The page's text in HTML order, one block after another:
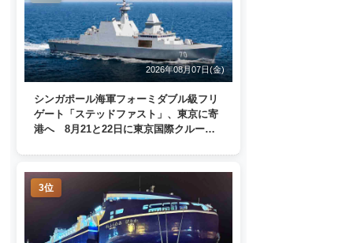
2026年08月07日(金)
シンガポール海軍フォーミダブル級フリ
ゲート「ステッドファスト」、東京に寄
港へ 8月21と22日に東京国際クルーズ
3位